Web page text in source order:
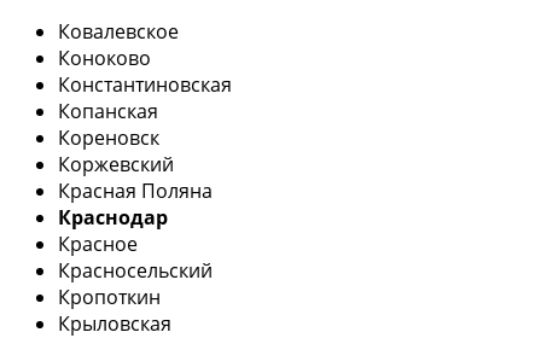
Ковалевское
Коноково
Константиновская
Копанская
Кореновск
Коржевский
Красная Поляна
Краснодар
Красное
Красносельский
Кропоткин
Крыловская